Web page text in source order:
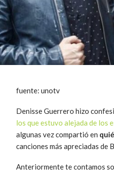
fuente: unotv
Denisse Guerrero hizo
los que estuvo alejada de los
algunas vez compartió en
canciones más apreciadas de
Anteriormente te contamos